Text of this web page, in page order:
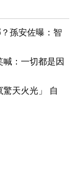
孫安佐曝：智
：一切都是因
天火光」 自